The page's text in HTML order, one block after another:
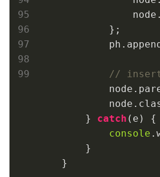
            };
// insert
        }
catch (e) {
console
        }
    }